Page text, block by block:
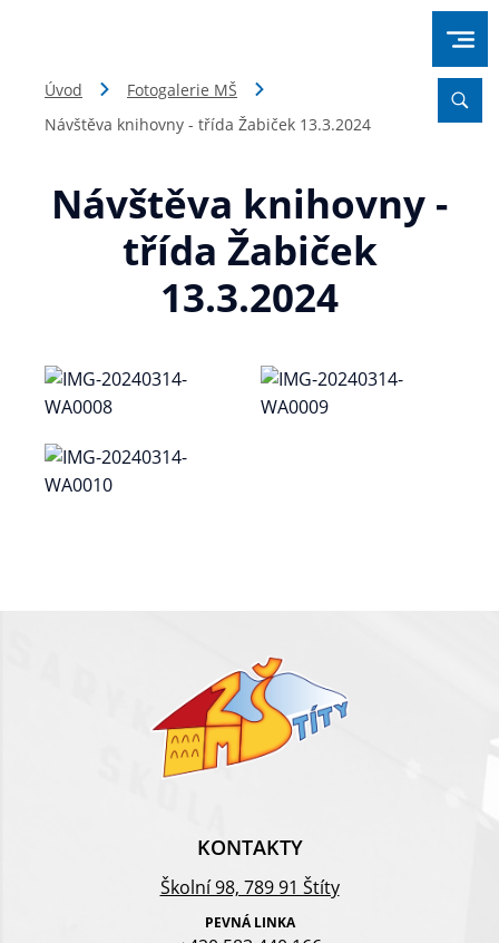
Úvod
Fotogalerie MŠ
Návštěva knihovny - třída Žabiček 13.3.2024
Návštěva knihovny -
třída Žabiček
13.3.2024
KONTAKTY
Školní 98, 789 91 Štíty
PEVNÁ LINKA